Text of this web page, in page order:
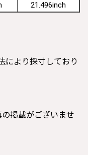
21.496inch
により採寸しており
掲載がございませ